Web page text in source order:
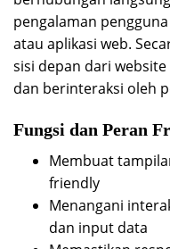
pengalaman
atau aplikasi web.
sisi depan dari
dan berinteraksi oleh
Fungsi dan Peran
Membuat
friendly
Menangani
dan input data